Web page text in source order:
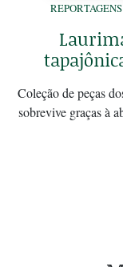
REPORTAGENS
Coleção de peças
sobrevive graças à